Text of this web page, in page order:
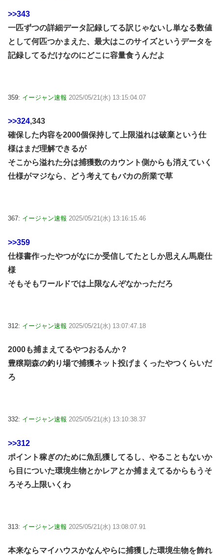
>>343
一匹ずつの詳細データ記録してる訳じゃないし単なる数値
として何匹つかまえた、最大はこのサイズというデータを
記録してるだけなのにどこに容量食うんだよ
359: イージャン速報 2025/05/21(水) 13:15:04.07
>>324,343
確保した内容を2000個保持して上限溢れは破棄という仕
様はまだ理解できるが
そこから溢れた分は捕獲数のカウント側からも消えていく
仕様がマジなら、どう考えてもバカの所業で草
367: イージャン速報 2025/05/21(水) 13:16:15.46
>>359
仕様書作ったやつがなにか受信してたとしか思えん馬鹿仕
様
そもそもワールドでは上限なんぞなかっただろ
312: イージャン速報 2025/05/21(水) 13:07:47.18
2000も捕まえてるやつおるんか？
豊穣期森の釣り場で捕獲ネット投げまくったやつくらいだ
ろ
332: イージャン速報 2025/05/21(水) 13:10:38.37
>>312
ポイント稼ぎのために魚乱獲してるし、やることもないか
ら目についた環境生物とかレアとか捕まえてるからもうそ
ろそろ上限いくわ
313: イージャン速報 2025/05/21(水) 13:08:07.91
本来ならマイハウスかなんやらに捕獲した環境生物を飾れ